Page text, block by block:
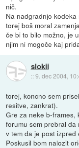
nič.
Na nadgradnjo
torej boš moral
če bi to bilo možno, je
njim ni mogoče kaj
slokii
::9. dec 2004,
torej, koncno sem
resitve, zankrat).
Gre za neke b-frames,
forumu sem prebral
v tem da je post
Poskusil bom nalozit